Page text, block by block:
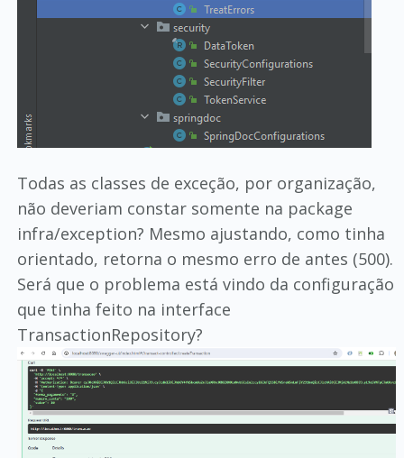
Todas as classes de exceção, por organização,
não deveriam constar somente na package
infra/exception? Mesmo ajustando, como tinha
orientado, retorna o mesmo erro de antes (500).
Será que o problema está vindo da configuração
que tinha feito na interface
TransactionRepository?